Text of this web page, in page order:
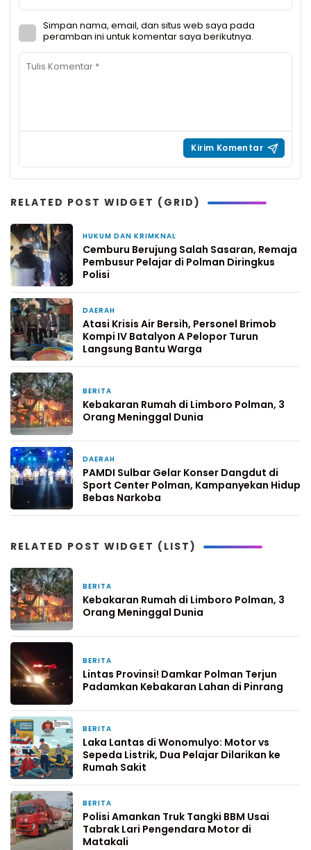
Simpan nama, email, dan situs web saya pada
peramban ini untuk komentar saya berikutnya.
RELATED POST WIDGET (GRID)
HUKUM DAN KRIMKNAL
Cemburu Berujung Salah Sasaran, Remaja
Pembusur Pelajar di Polman Diringkus
Polisi
DAERAH
Atasi Krisis Air Bersih, Personel Brimob
Kompi IV Batalyon A Pelopor Turun
Langsung Bantu Warga
BERITA
Kebakaran Rumah di Limboro Polman, 3
Orang Meninggal Dunia
DAERAH
PAMDI Sulbar Gelar Konser Dangdut di
Sport Center Polman, Kampanyekan Hidup
Bebas Narkoba
RELATED POST WIDGET (LIST)
BERITA
Kebakaran Rumah di Limboro Polman, 3
Orang Meninggal Dunia
BERITA
Lintas Provinsi! Damkar Polman Terjun
Padamkan Kebakaran Lahan di Pinrang
BERITA
Laka Lantas di Wonomulyo: Motor vs
Sepeda Listrik, Dua Pelajar Dilarikan ke
Rumah Sakit
BERITA
Polisi Amankan Truk Tangki BBM Usai
Tabrak Lari Pengendara Motor di
Matakali